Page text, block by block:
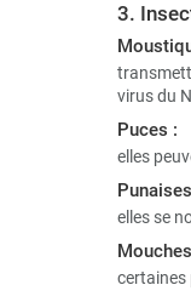
3.
virus du
Puces :
elles
elles se
certaines